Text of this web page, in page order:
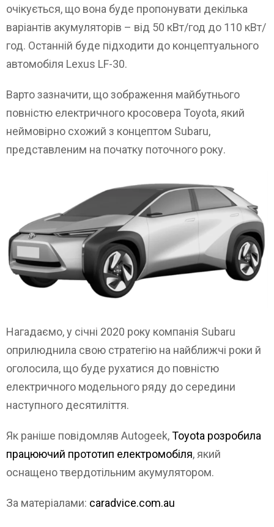
очікується, що вона буде пропонувати декілька
варіантів акумуляторів – від 50 кВт/год до 110 кВт/
год. Останній буде підходити до концептуального
автомобіля Lexus LF-30.
Варто зазначити, що зображення майбутнього
повністю електричного кросовера Toyota, який
неймовірно схожий з концептом Subaru,
представленим на початку поточного року.
Нагадаємо, у січні 2020 року компанія Subaru
оприлюднила свою стратегію на найближчі роки й
оголосила, що буде рухатися до повністю
електричного модельного ряду до середини
наступного десятиліття.
Як раніше повідомляв Autogeek,Toyota розробила
працюючий прототип електромобіля, який
оснащено твердотільним акумулятором.
За матеріалами: caradvice.com.au